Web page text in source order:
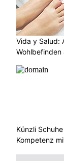
Vida y Salud:
Wohlbefinden
Künzli
Kompetenz